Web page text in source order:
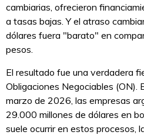
cambiarias, ofrecieron
a tasas bajas. Y el atraso
dólares fuera "barato" en
pesos.
El resultado fue una verdadera
Obligaciones Negociables
marzo de 2026, las empresas
29.000 millones de dólares en
suele ocurrir en estos procesos,